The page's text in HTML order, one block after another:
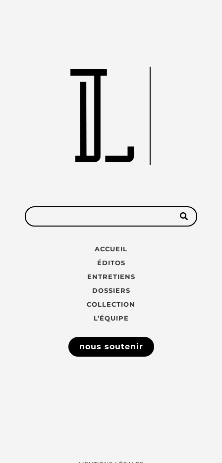
ACCUEIL
ÉDITOS
ENTRETIENS
DOSSIERS
COLLECTION
L’ÉQUIPE
nous soutenir